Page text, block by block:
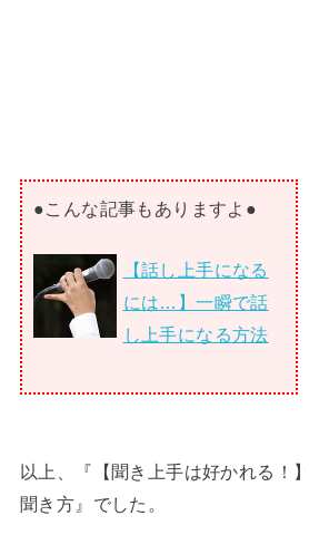
●こんな記事もありますよ●
【話し上手になる
には…】一瞬で話
し上手になる方法
以上、『【聞き上手は好かれる！
聞き方』でした。